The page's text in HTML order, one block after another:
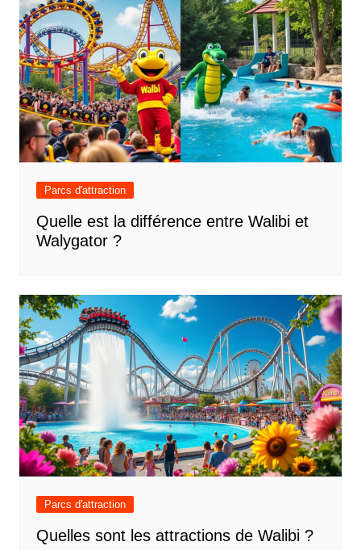
Parcs d'attraction
Quelle est la différence entre Walibi et
Walygator ?
Parcs d'attraction
Quelles sont les attractions de Walibi ?